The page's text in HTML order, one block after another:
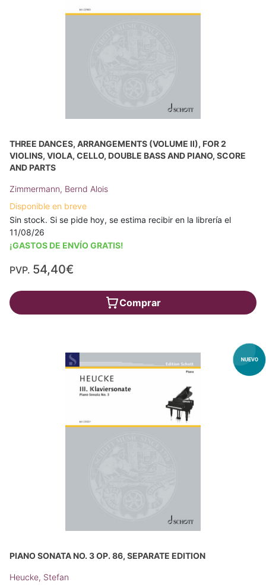
THREE DANCES, ARRANGEMENTS (VOLUME II), FOR 2
VIOLINS, VIOLA, CELLO, DOUBLE BASS AND PIANO, SCORE
AND PARTS
Zimmermann, Bernd Alois
Disponible en breve
Sin stock. Si se pide hoy, se estima recibir en la librería el
11/08/26
¡GASTOS DE ENVÍO GRATIS!
PVP. 54,40€
Comprar
PIANO SONATA NO. 3 OP. 86, SEPARATE EDITION
Heucke, Stefan